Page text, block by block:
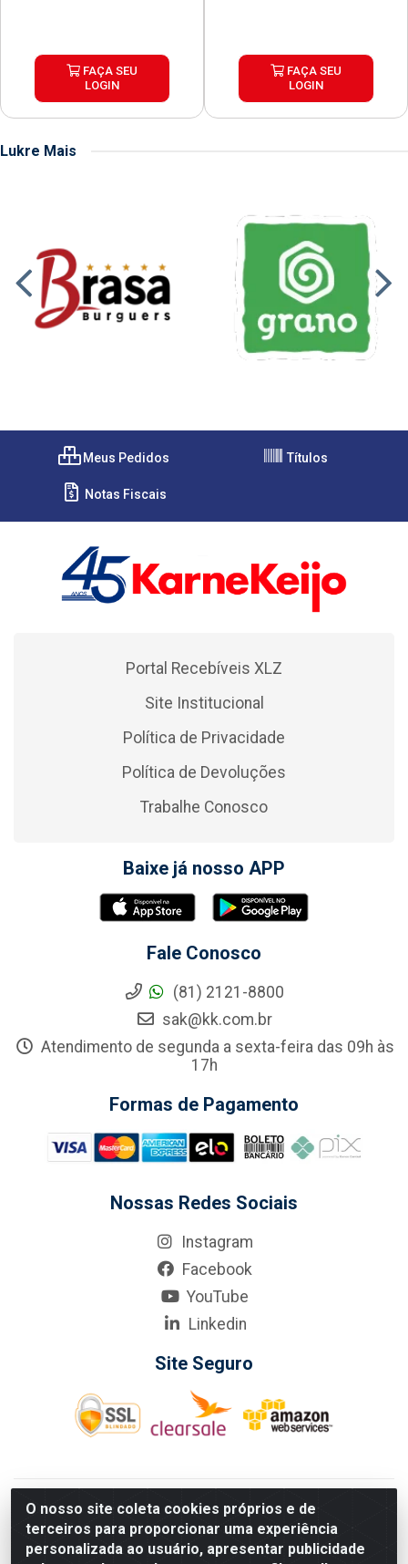
FAÇA SEU
LOGIN
FAÇA SEU
LOGIN
Lukre Mais
O nosso site coleta cookies próprios e de
terceiros para proporcionar uma experiência
personalizada ao usuário, apresentar publicidade
Meus Pedidos Títulos
Notas Fiscais
Portal Recebíveis XLZ
Site Institucional
Política de Privacidade
Política de Devoluções
Trabalhe Conosco
Baixe já nosso APP
Fale Conosco
(81) 2121-8800
sak@kk.com.br
Atendimento de segunda a sexta-feira das 09h às
17h
Formas de Pagamento
Nossas Redes Sociais
Instagram
Facebook
YouTube
Linkedin
Site Seguro
KarneKeijo Logistica Integrada LTDA - Rod. Br-101 Sul, nº3700
- Barro, Recife/PE, 50900-400 CNPJ: 24.150.377/0001-95
Estados atendidos pela KarneKeijo: PE, PB e RN.